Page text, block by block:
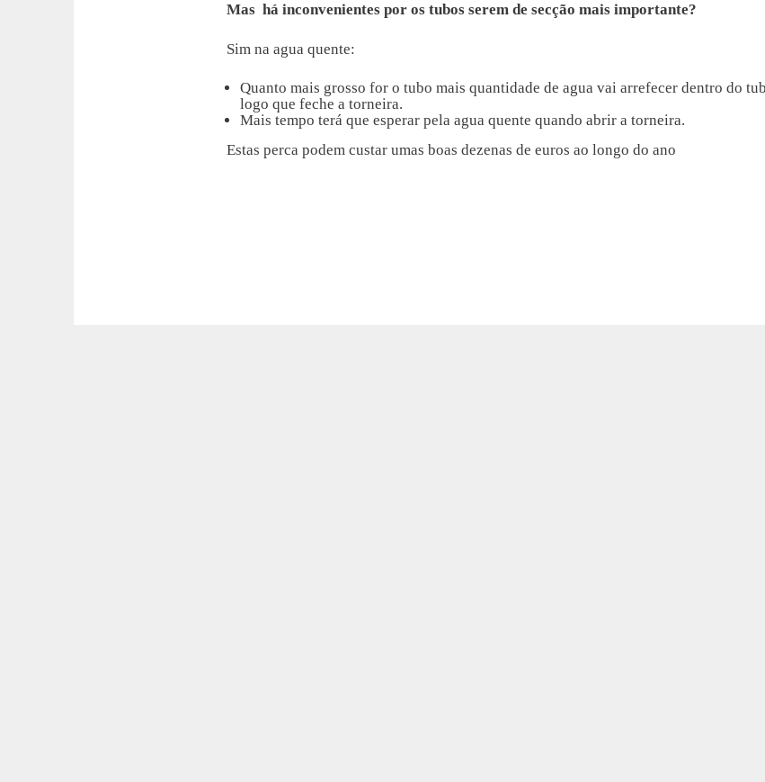
Mas há inconvenientes por os tubos serem de secção mais importante?
Sim na agua quente:
Quanto mais grosso for o tubo mais quantidade de agua vai arrefecer dentro do
logo que feche a torneira.
Mais tempo terá que esperar pela agua quente quando abrir a torneira.
Estas perca podem custar umas boas dezenas de euros ao longo do ano